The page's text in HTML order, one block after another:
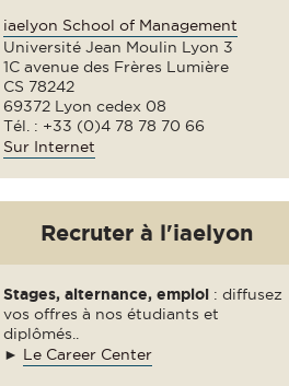
iaelyon School of Management
Université Jean Moulin Lyon 3
1C avenue des Frères Lumière
CS 78242
69372 Lyon cedex 08
Tél. : +33 (0)4 78 78 70 66
Sur Internet
Recruter à l'iaelyon
Stages, alternance, emploi: diffusez
vos offres à nos étudiants et
diplômés..
► Le Career Center